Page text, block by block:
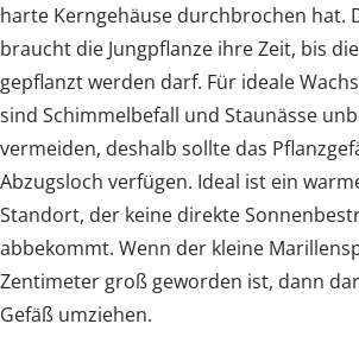
harte Kerngehäuse durchbrochen hat.
braucht die Jungpflanze ihre Zeit, bis
gepflanzt werden darf. Für ideale
sind Schimmelbefall und Staunässe
vermeiden, deshalb sollte das
Abzugsloch verfügen. Ideal ist ein
Standort, der keine direkte
abbekommt. Wenn der kleine
Zentimeter groß geworden ist, dann
Gefäß umziehen.